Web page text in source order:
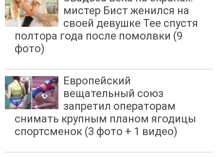
мистер Бист женился на
своей девушке Тее спустя
полтора года после помолвки (9
фото)
Европейский
вещательный союз
запретил операторам
снимать крупным планом ягодицы
спортсменок (3 фото + 1 видео)